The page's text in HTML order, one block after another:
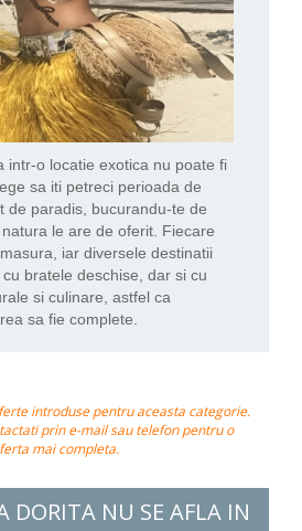
intr-o locatie exotica nu poate fi
sa iti petreci perioada de
de paradis, bucurandu-te de
le are de oferit. Fiecare
iar diversele destinatii
bratele deschise, dar si cu
si culinare, astfel ca
sa fie complete.
introduse pentru aceasta categorie.
prin e-mail sau telefon pentru o
mai completa.
DORITA NU SE AFLA IN